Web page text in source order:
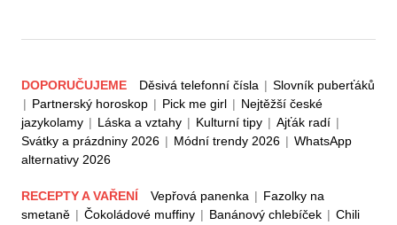
DOPORUČUJEME Děsivá telefonní čísla | Slovník puberťáků
| Partnerský horoskop | Pick me girl | Nejtěžší české
jazykolamy | Láska a vztahy | Kulturní tipy | Ajťák radí |
Svátky a prázdniny 2026 | Módní trendy 2026 | WhatsApp
alternativy 2026
RECEPTY A VAŘENÍ Vepřová panenka | Fazolky na
smetaně | Čokoládové muffiny | Banánový chlebíček | Chili